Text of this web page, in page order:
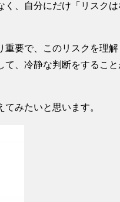
、自分にだけ「リスク
要で、このリスクを理解
、冷静な判断をするこ
みたいと思います。